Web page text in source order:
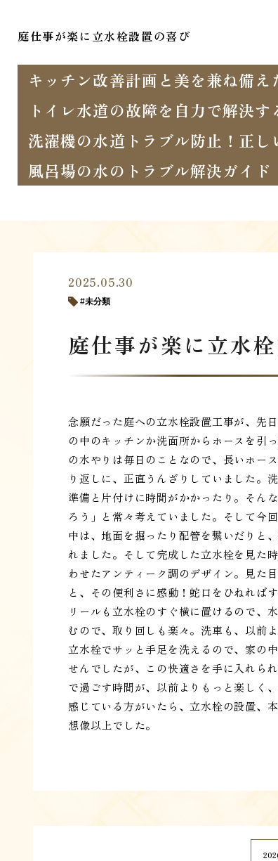
庭仕事が楽に立水栓設置の喜び
キッチン改善計画と美を兼ね備
トイレ水道の故障を自力で解決す
洗濯機の水道トラブル防止！正
風呂場の水のトラブル解決ガイド
2025.05.30
未分類
庭仕事が楽に立水
念願だった庭への立水栓設置工事が、先
の中のキッチンか洗面所からホースを引
の水やりは毎日のことなので、長いホー
り返しに、正直うんざりしていました。
準備と片付けに時間がかかったり。そん
ろう」と常々考えていました。そして今
中は、地面を掘ったり配管を繋いだりと
れました。そして完成した立水栓を見た
わせたアンティーク調のデザイン。見た
と、その便利さに感動！蛇口をひねれば
リールも立水栓のすぐ横に置けるので、
むので、取り回しも楽々。洗車も、以前
立水栓でサッと手足を洗えるので、家の
せんでしたが、この快適さを手に入れら
で過ごす時間が、以前よりもっと楽しく
感じている方がいたら、立水栓の設置、
想像以上でした。